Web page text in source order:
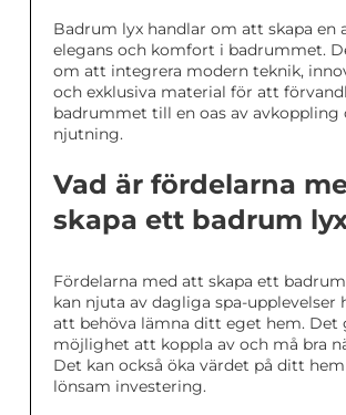
Badrum lyx handlar om att skapa en
elegans och komfort i badrummet.
om att integrera modern teknik,
och exklusiva material för att
badrummet till en oas av avkoppling
njutning.
Vad är fördelarna
skapa ett badrum
Fördelarna med att skapa ett
kan njuta av dagliga spa-upplevelser
att behöva lämna ditt eget hem. Det
möjlighet att koppla av och må bra
Det kan också öka värdet på ditt
lönsam investering.